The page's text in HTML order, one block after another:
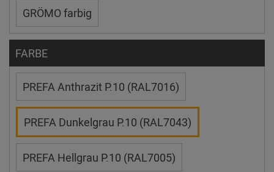
GRÖMO farbig
FARBE
PREFA Anthrazit P.10 (RAL7016)
PREFA Dunkelgrau P.10 (RAL7043)
PREFA Hellgrau P.10 (RAL7005)